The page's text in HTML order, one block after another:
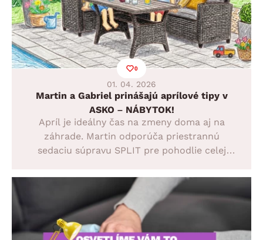
0
01. 04. 2026
Martin a Gabriel prinášajú aprílové tipy v
ASKO – NÁBYTOK!
Apríl je ideálny čas na zmeny doma aj na
záhrade. Martin odporúča priestrannú
sedaciu súpravu SPLIT pre pohodlie celej
prípravu záhrady. Pozrite sa, ako si teraz
najlepšie zariadiť obývačku, terasu alebo
balkón, aby ste si nadchádzajúcu sezónu užili
naplno.